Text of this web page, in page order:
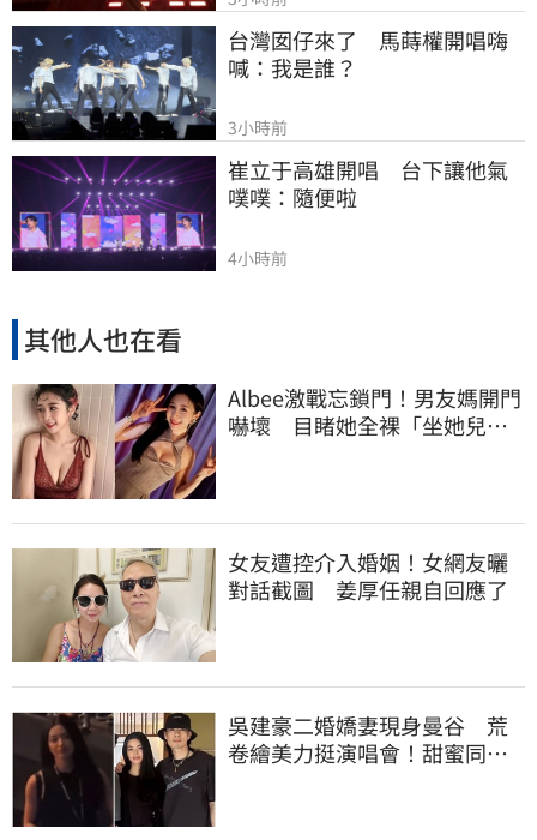
台灣囡仔來了　馬蒔權開唱嗨
喊：我是誰？
3小時前
崔立于高雄開唱　台下讓他氣
噗噗：隨便啦
4小時前
其他人也在看
Albee激戰忘鎖門！男友媽開門
嚇壞 目睹她全裸「坐她兒子
女友遭控介入婚姻！女網友曬
對話截圖 姜厚任親自回應了
吳建豪二婚嬌妻現身曼谷 荒
卷繪美力挺演唱會！甜蜜同框